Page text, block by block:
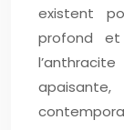
existent
profond et